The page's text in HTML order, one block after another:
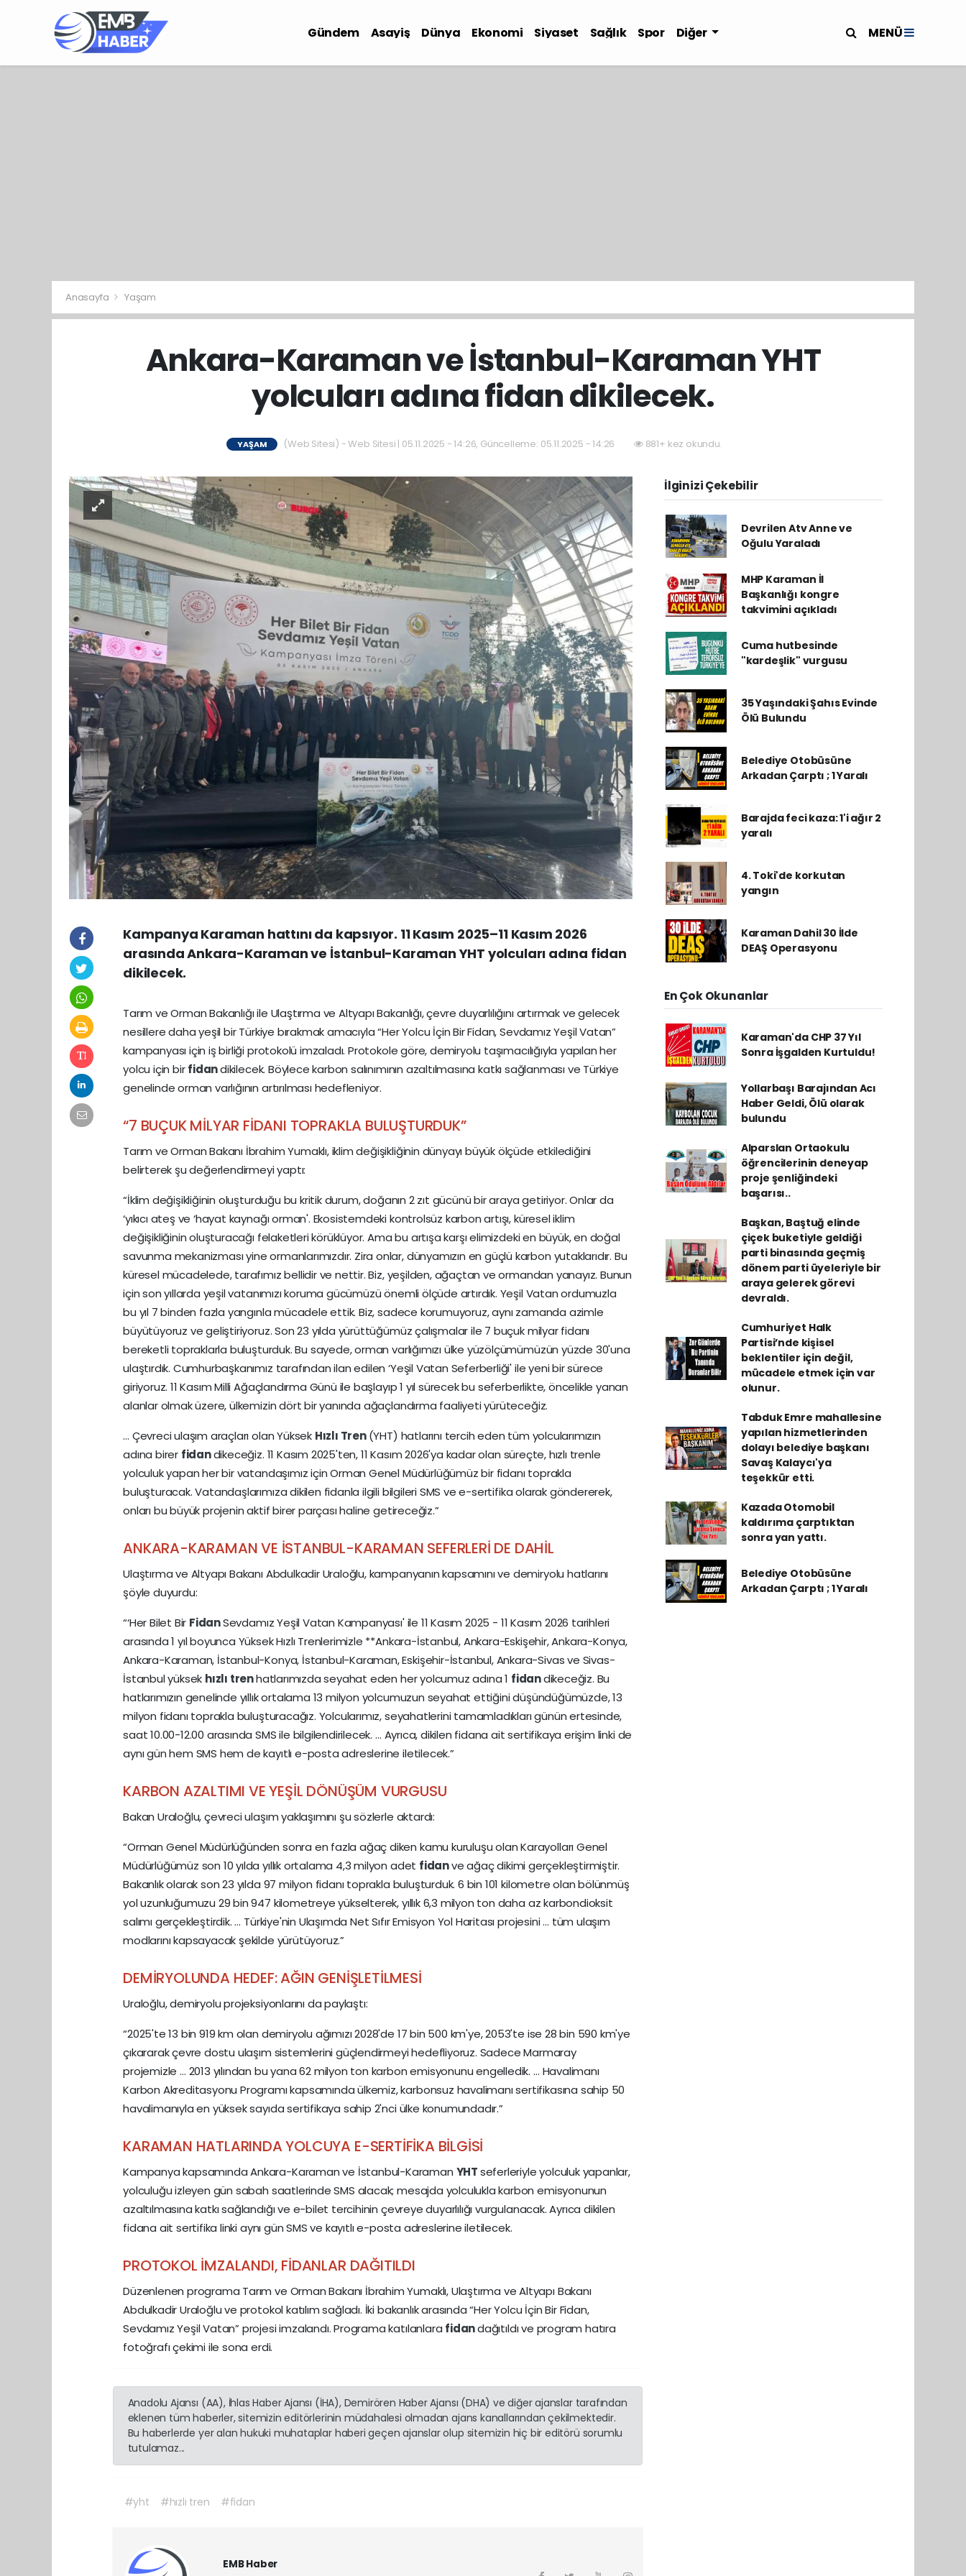
Gündem Asayiş Dünya Ekonomi Siyaset Sağlık Spor Diğer MENÜ
Anasayfa Yaşam
Ankara-Karaman ve İstanbul-Karaman YHT
yolcuları adına fidan dikilecek.
YAŞAM (Web Sitesi) - Web Sitesi | 05.11.2025 - 14:26, Güncelleme: 05.11.2025 - 14:26 881+ kez okundu.
Kampanya Karaman hattını da kapsıyor. 11 Kasım 2025–11 Kasım 2026
arasında Ankara-Karaman ve İstanbul-Karaman YHT yolcuları adına fidan
dikilecek.
Tarım ve Orman Bakanlığı ile Ulaştırma ve Altyapı Bakanlığı, çevre duyarlılığını artırmak ve gelecek
nesillere daha yeşil bir Türkiye bırakmak amacıyla “Her Yolcu İçin Bir Fidan, Sevdamız Yeşil Vatan”
kampanyası için iş birliği protokolü imzaladı. Protokole göre, demiryolu taşımacılığıyla yapılan her
yolcu için birfidandikilecek. Böylece karbon salınımının azaltılmasına katkı sağlanması ve Türkiye
genelinde orman varlığının artırılması hedefleniyor.
“7 BUÇUK MİLYAR FİDANI TOPRAKLA BULUŞTURDUK”
Tarım ve Orman Bakanı İbrahim Yumaklı, iklim değişikliğinin dünyayı büyük ölçüde etkilediğini
belirterek şu değerlendirmeyi yaptı:
“İklim değişikliğinin oluşturduğu bu kritik durum, doğanın 2 zıt gücünü bir araya getiriyor. Onlar da
‘yıkıcı ateş ve ‘hayat kaynağı orman'. Ekosistemdeki kontrolsüz karbon artışı, küresel iklim
değişikliğinin oluşturacağı felaketleri körüklüyor. Ama bu artışa karşı elimizdeki en büyük, en doğal
savunma mekanizması yine ormanlarımızdır. Zira onlar, dünyamızın en güçlü karbon yutaklarıdır. Bu
küresel mücadelede, tarafımız bellidir ve nettir. Biz, yeşilden, ağaçtan ve ormandan yanayız. Bunun
için son yıllarda yeşil vatanımızı koruma gücümüzü önemli ölçüde artırdık. Yeşil Vatan ordumuzla
bu yıl 7 binden fazla yangınla mücadele ettik. Biz, sadece korumuyoruz, aynı zamanda azimle
büyütüyoruz ve geliştiriyoruz. Son 23 yılda yürüttüğümüz çalışmalar ile 7 buçuk milyar fidanı
bereketli topraklarla buluşturduk. Bu sayede, orman varlığımızı ülke yüzölçümümüzün yüzde 30'una
ulaştırdık. Cumhurbaşkanımız tarafından ilan edilen ‘Yeşil Vatan Seferberliği' ile yeni bir sürece
giriyoruz. 11 Kasım Milli Ağaçlandırma Günü ile başlayıp 1 yıl sürecek bu seferberlikte, öncelikle yanan
alanlar olmak üzere, ülkemizin dört bir yanında ağaçlandırma faaliyeti yürüteceğiz.
… Çevreci ulaşım araçları olan Yüksek Hızlı Tren(YHT) hatlarını tercih eden tüm yolcularımızın
adına birer fidandikeceğiz. 11 Kasım 2025'ten, 11 Kasım 2026'ya kadar olan süreçte, hızlı trenle
yolculuk yapan her bir vatandaşımız için Orman Genel Müdürlüğümüz bir fidanı toprakla
buluşturacak. Vatandaşlarımıza dikilen fidanla ilgili bilgileri SMS ve e-sertifika olarak göndererek,
onları bu büyük projenin aktif birer parçası haline getireceğiz.”
ANKARA-KARAMAN VE İSTANBUL-KARAMAN SEFERLERİ DE DAHİL
Ulaştırma ve Altyapı Bakanı Abdulkadir Uraloğlu, kampanyanın kapsamını ve demiryolu hatlarını
şöyle duyurdu:
“‘Her Bilet Bir FidanSevdamız Yeşil Vatan Kampanyası' ile 11 Kasım 2025 - 11 Kasım 2026 tarihleri
arasında 1 yıl boyunca Yüksek Hızlı Trenlerimizle **Ankara-İstanbul, Ankara-Eskişehir, Ankara-Konya,
Ankara-Karaman, İstanbul-Konya, İstanbul-Karaman, Eskişehir-İstanbul, Ankara-Sivas ve Sivas-
İstanbul yüksek hızlı trenhatlarımızda seyahat eden her yolcumuz adına 1 fidandikeceğiz. Bu
hatlarımızın genelinde yıllık ortalama 13 milyon yolcumuzun seyahat ettiğini düşündüğümüzde, 13
milyon fidanı toprakla buluşturacağız. Yolcularımız, seyahatlerini tamamladıkları günün ertesinde,
saat 10.00-12.00 arasında SMS ile bilgilendirilecek. … Ayrıca, dikilen fidana ait sertifikaya erişim linki de
aynı gün hem SMS hem de kayıtlı e-posta adreslerine iletilecek.”
KARBON AZALTIMI VE YEŞİL DÖNÜŞÜM VURGUSU
Bakan Uraloğlu, çevreci ulaşım yaklaşımını şu sözlerle aktardı:
“Orman Genel Müdürlüğünden sonra en fazla ağaç diken kamu kuruluşu olan Karayolları Genel
Müdürlüğümüz son 10 yılda yıllık ortalama 4,3 milyon adet fidanve ağaç dikimi gerçekleştirmiştir.
Bakanlık olarak son 23 yılda 97 milyon fidanı toprakla buluşturduk. 6 bin 101 kilometre olan bölünmüş
yol uzunluğumuzu 29 bin 947 kilometreye yükselterek, yıllık 6,3 milyon ton daha az karbondioksit
salımı gerçekleştirdik. … Türkiye'nin Ulaşımda Net Sıfır Emisyon Yol Haritası projesini … tüm ulaşım
modlarını kapsayacak şekilde yürütüyoruz.”
DEMİRYOLUNDA HEDEF: AĞIN GENİŞLETİLMESİ
Uraloğlu, demiryolu projeksiyonlarını da paylaştı:
“2025'te 13 bin 919 km olan demiryolu ağımızı 2028'de 17 bin 500 km'ye, 2053'te ise 28 bin 590 km'ye
çıkararak çevre dostu ulaşım sistemlerini güçlendirmeyi hedefliyoruz. Sadece Marmaray
projemizle … 2013 yılından bu yana 62 milyon ton karbon emisyonunu engelledik. … Havalimanı
Karbon Akreditasyonu Programı kapsamında ülkemiz, karbonsuz havalimanı sertifikasına sahip 50
havalimanıyla en yüksek sayıda sertifikaya sahip 2'nci ülke konumundadır.”
KARAMAN HATLARINDA YOLCUYA E-SERTİFİKA BİLGİSİ
Kampanya kapsamında Ankara-Karaman ve İstanbul-Karaman YHTseferleriyle yolculuk yapanlar,
yolculuğu izleyen gün sabah saatlerinde SMS alacak; mesajda yolculukla karbon emisyonunun
azaltılmasına katkı sağlandığı ve e-bilet tercihinin çevreye duyarlılığı vurgulanacak. Ayrıca dikilen
fidana ait sertifika linki aynı gün SMS ve kayıtlı e-posta adreslerine iletilecek.
PROTOKOL İMZALANDI, FİDANLAR DAĞITILDI
Düzenlenen programa Tarım ve Orman Bakanı İbrahim Yumaklı, Ulaştırma ve Altyapı Bakanı
Abdulkadir Uraloğlu ve protokol katılım sağladı. İki bakanlık arasında “Her Yolcu İçin Bir Fidan,
Sevdamız Yeşil Vatan” projesi imzalandı. Programa katılanlara fidandağıtıldı ve program hatıra
fotoğrafı çekimi ile sona erdi.
Anadolu Ajansı (AA), İhlas Haber Ajansı (İHA), Demirören Haber Ajansı (DHA) ve diğer ajanslar tarafından
eklenen tüm haberler, sitemizin editörlerinin müdahalesi olmadan ajans kanallarından çekilmektedir.
Bu haberlerde yer alan hukuki muhataplar haberi geçen ajanslar olup sitemizin hiç bir editörü sorumlu
tutulamaz...
#yht #hızlı tren #fidan
EMB Haber
İlginizi Çekebilir
Devrilen Atv Anne ve
Oğulu Yaraladı
MHP Karaman İl
Başkanlığı kongre
takvimini açıkladı
Cuma hutbesinde
"kardeşlik" vurgusu
35 Yaşındaki Şahıs Evinde
Ölü Bulundu
Belediye Otobüsüne
Arkadan Çarptı ; 1 Yaralı
Barajda feci kaza: 1'i ağır 2
yaralı
4. Toki'de korkutan
yangın
Karaman Dahil 30 İlde
DEAŞ Operasyonu
En Çok Okunanlar
Karaman'da CHP 37 Yıl
Sonra İşgalden Kurtuldu!
Yollarbaşı Barajından Acı
Haber Geldi, Ölü olarak
bulundu
Alparslan Ortaokulu
öğrencilerinin deneyap
proje şenliğindeki
başarısı..
Başkan, Baştuğ elinde
çiçek buketiyle geldiği
parti binasında geçmiş
dönem parti üyeleriyle bir
araya gelerek görevi
devraldı.
Cumhuriyet Halk
Partisi’nde kişisel
beklentiler için değil,
mücadele etmek için var
olunur.
Tabduk Emre mahallesine
yapılan hizmetlerinden
dolayı belediye başkanı
Savaş Kalaycı'ya
teşekkür etti.
Kazada Otomobil
kaldırıma çarptıktan
sonra yan yattı.
Belediye Otobüsüne
Arkadan Çarptı ; 1 Yaralı